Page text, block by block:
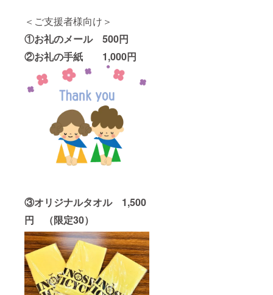
＜ご支援者様向け＞
①お礼のメール 500円
②お礼の手紙 1,000円
③オリジナルタオル 1,500
円 （限定30）